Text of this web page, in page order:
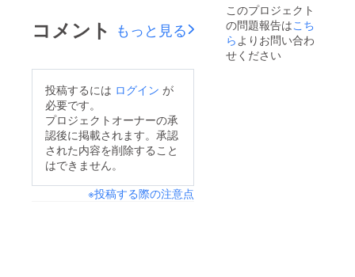
コメント もっと見る
投稿するには ログイン が
必要です。
プロジェクトオーナーの承
認後に掲載されます。承認
された内容を削除すること
はできません。
※投稿する際の注意点
望以外
でのカ
ラーで
リター
ンさせ
このプロジェクト
の問題報告はこち
ら よりお問い合わ
せください